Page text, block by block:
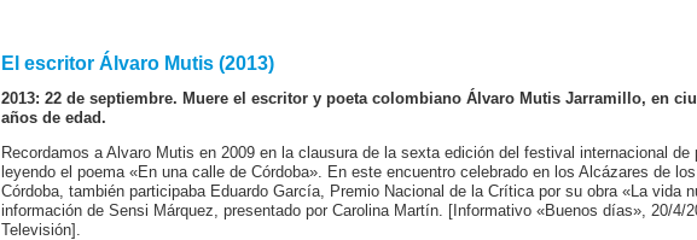
El escritor Álvaro Mutis (2013)
2013: 22 de septiembre. Muere el escritor y poeta colombiano Álvaro Mutis Jarramillo, en
años de edad.
Recordamos a Alvaro Mutis en 2009 en la clausura de la sexta edición del festival internacional de
leyendo el poema «En una calle de Córdoba». En este encuentro celebrado en los Alcázares de
Córdoba, también participaba Eduardo García, Premio Nacional de la Crítica por su obra «La vida
información de Sensi Márquez, presentado por Carolina Martín. [Informativo «Buenos días», 20/4/
Televisión].